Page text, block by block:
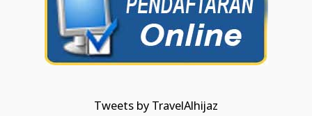
Tweets by TravelAlhijaz